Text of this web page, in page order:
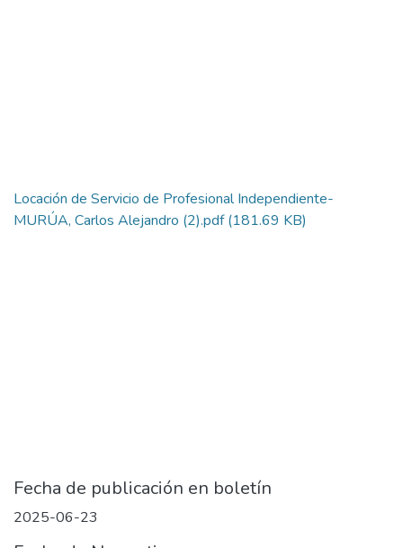
Locación de Servicio de Profesional Independiente-
MURÚA, Carlos Alejandro (2).pdf(181.69 KB)
Fecha de publicación en boletín
2025-06-23